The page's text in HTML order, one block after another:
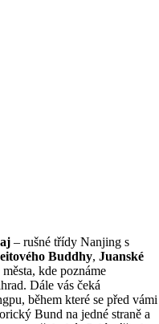
– rušné třídy Nanjing s
Buddhy, Juanské
kde poznáme
Dále vás čeká
během které se před vámi
Bund na jedné straně a